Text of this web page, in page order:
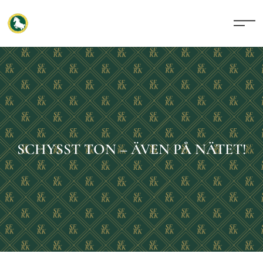
SCHYSST TON – ÄVEN PÅ NÄTET!